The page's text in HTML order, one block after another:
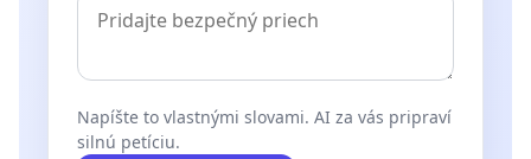
Napíšte to vlastnými slovami. AI za vás pripraví
silnú petíciu.